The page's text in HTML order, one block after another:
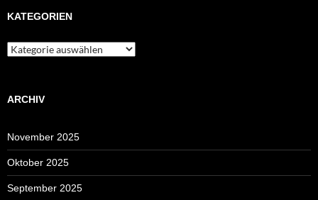
KATEGORIEN
Kategorien
ARCHIV
November 2025
Oktober 2025
September 2025